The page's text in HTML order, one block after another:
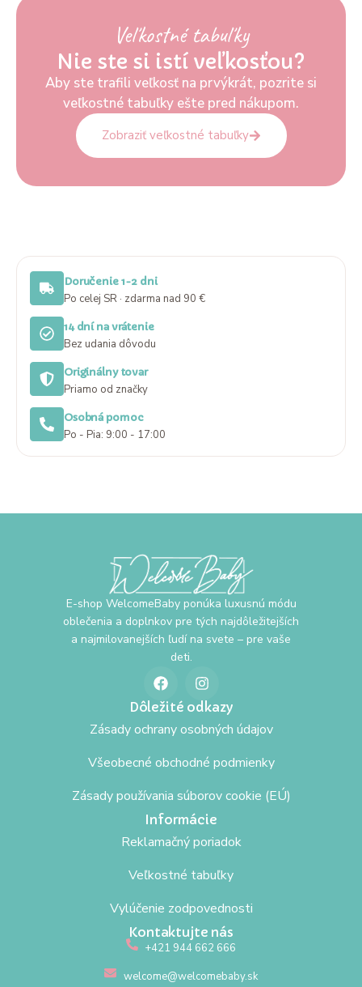
Veľkostné tabuľky
Nie ste si istí veľkosťou?
Aby ste trafili veľkosť na prvýkrát, pozrite si
veľkostné tabuľky ešte pred nákupom.
Zobraziť veľkostné tabuľky
Doručenie 1-2 dni
Po celej SR · zdarma nad 90 €
14 dní na vrátenie
Bez udania dôvodu
Originálny tovar
Priamo od značky
Osobná pomoc
Po - Pia: 9:00 - 17:00
E-shop WelcomeBaby ponúka luxusnú módu
oblečenia a doplnkov pre tých najdôležitejších
a najmilovanejších ľudí na svete – pre vaše
deti.
Dôležité odkazy
Zásady ochrany osobných údajov
Všeobecné obchodné podmienky
Zásady používania súborov cookie (EÚ)
Informácie
Reklamačný poriadok
Veľkostné tabuľky
Vylúčenie zodpovednosti
Kontaktujte nás
+421 944 662 666
welcome@welcomebaby.sk